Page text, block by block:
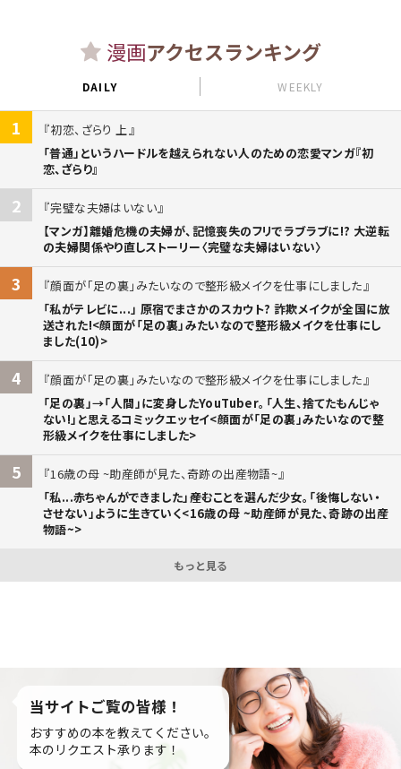
漫画アクセスランキング
DAILY WEEKLY
1
初恋、ざらり 上
「普通」というハードルを越えられない人のための恋愛マンガ『初
恋、ざらり』
2
完璧な夫婦はいない
【マンガ】離婚危機の夫婦が、記憶喪失のフリでラブラブに!? 大逆転
の夫婦関係やり直しストーリー〈完璧な夫婦はいない〉
3
顔面が「足の裏」みたいなので整形級メイクを仕事にしました
「私がテレビに...」 原宿でまさかのスカウト? 詐欺メイクが全国に放
送された!<顔面が「足の裏」みたいなので整形級メイクを仕事にし
ました(10)>
4
顔面が「足の裏」みたいなので整形級メイクを仕事にしました
「足の裏」→「人間」に変身したYouTuber。「人生、捨てたもんじゃ
ない!」と思えるコミックエッセイ<顔面が「足の裏」みたいなので整
形級メイクを仕事にしました>
5
16歳の母 ~助産師が見た、奇跡の出産物語~
「私...赤ちゃんができました」――産むことを選んだ少女。「後悔しない・
させない」ように生きていく<16歳の母 ~助産師が見た、奇跡の出産
物語~>
もっと見る
当サイトご覧の皆様！
おすすめの本を教えてください。
本のリクエスト承ります！